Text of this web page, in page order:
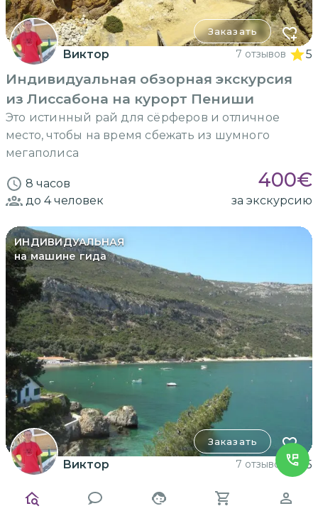
Заказать
Виктор 7 отзывов 5
Индивидуальная обзорная экскурсия
из Лиссабона на курорт Пениши
Это истинный рай для сёрферов и отличное
место, чтобы на время сбежать из шумного
мегаполиса
8 часов 400€
до 4человек за экскурсию
ИНДИВИДУАЛЬНАЯ
на машине гида
Заказать
Виктор 7 отзывов 5
Винный тур в природном парке
Аррабида